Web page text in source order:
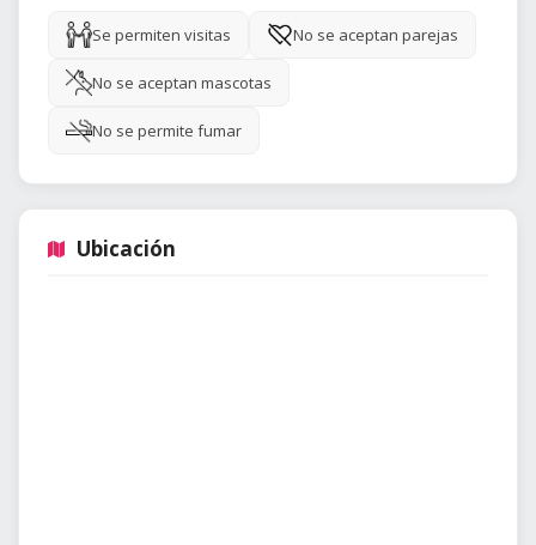
Se permiten visitas No se aceptan parejas
No se aceptan mascotas
No se permite fumar
Ubicación